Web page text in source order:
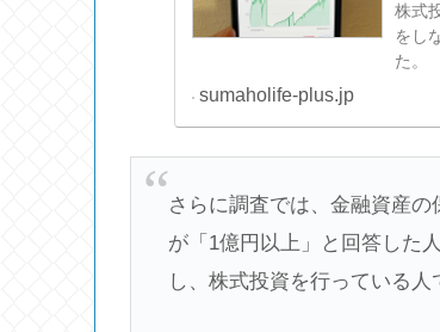
株式
をし
た。
sumaholife-plus.jp
さらに調査では、金融資産
が「1億円以上」と回答した
し、株式投資を行っている人